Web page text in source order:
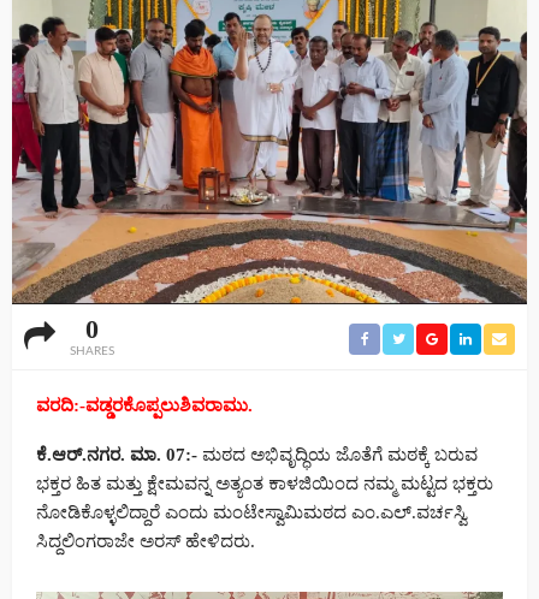
0
SHARES
ವರದಿ:-ವಡ್ಡರಕೊಪ್ಪಲುಶಿವರಾಮು.
ಕೆ.ಆರ್.ನಗರ. ಮಾ. 07:- ಮಠದ ಅಭಿವೃದ್ಧಿಯ ಜೊತೆಗೆ ಮಠಕ್ಕೆ ಬರುವ
ಭಕ್ತರ ಹಿತ ಮತ್ತು ಕ್ಷೇಮವನ್ನ ಅತ್ಯಂತ ಕಾಳಜಿಯಿಂದ ನಮ್ಮ ಮಟ್ಟದ ಭಕ್ತರು
ನೋಡಿಕೊಳ್ಳಲಿದ್ದಾರೆ ಎಂದು ಮಂಟೇಸ್ವಾಮಿ‌ಮಠದ ಎಂ.ಎಲ್.ವರ್ಚಸ್ವಿ
ಸಿದ್ದಲಿಂಗರಾಜೇ ಅರಸ್ ಹೇಳಿದರು.